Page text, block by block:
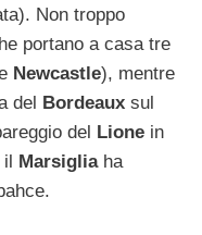
Non troppo
portano a casa tre
Newcastle), mentre
del
Bordeaux sul
del
Lione in
Marsigliaha